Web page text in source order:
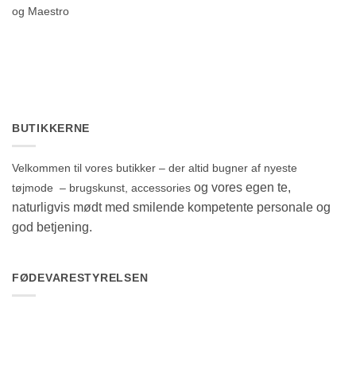
og Maestro
BUTIKKERNE
Velkommen til vores butikker – der altid bugner af nyeste
tøjmode – brugskunst, accessories og vores egen te,
naturligvis mødt med smilende kompetente personale og
god betjening.
FØDEVARESTYRELSEN